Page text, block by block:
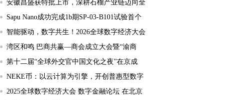
安徽昌盛获特批上市，深耕石榴产业链迈向全
Sapu Nano成功完成1b期SP-03-B101试验首个
智能驱动，数字共生！2026全球数字经济大会
湾区和鸣 巴商共赢—商会成立大会暨“渝商
第十二届“全球外交官中国文化之夜”在京成
NEKE币：以云计算为引擎，开创普惠型数字
资
2025全球数字经济大会 数字金融论坛 在北京